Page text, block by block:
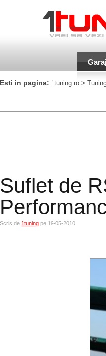
Esti in pagina: 1tuning.ro > Tuning
Suflet de
Scris de 1tuning pe 19-05-2010